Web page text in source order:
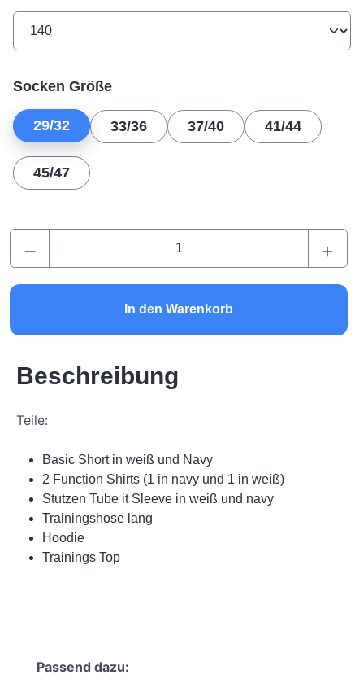
Socken Größeauswählen
29/32 33/36 37/40 41/44
45/47
Produkt Anzahl: Gib den gewünschten
In den Warenkorb
Beschreibung
Teile:
Basic Short in weiß und Navy
2 Function Shirts (1 in navy und 1 in weiß)
Stutzen Tube it Sleeve in weiß und navy
Trainingshose lang
Hoodie
Trainings Top
Produktgalerie überspringen
Passend dazu: